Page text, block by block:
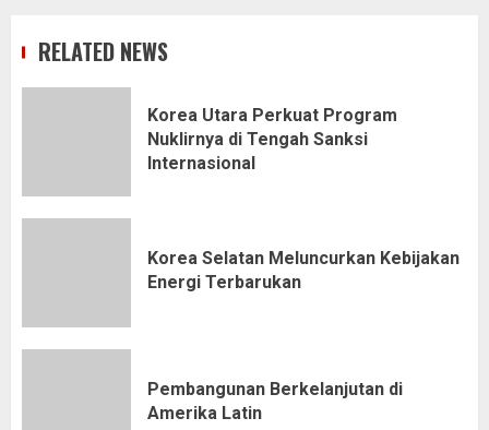
RELATED NEWS
Korea Utara Perkuat Program
Nuklirnya di Tengah Sanksi
Internasional
Korea Selatan Meluncurkan Kebijakan
Energi Terbarukan
Pembangunan Berkelanjutan di
Amerika Latin